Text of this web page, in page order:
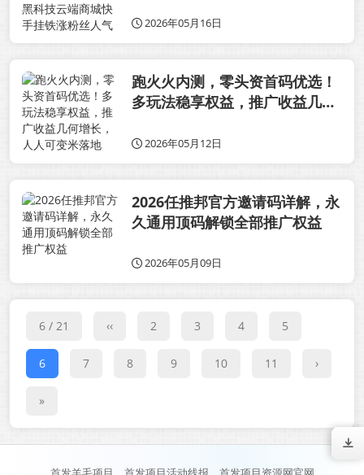
件地址
2026年05月16日
跑火火内测，零头资首码优选！
多玩法稳享权益，推广收益几何
2026年05月12日
2026任推邦官方邀请码详解，永
久通用顶码解锁全部推广权益
2026年05月09日
6 / 21 ‹‹ 2 3 4 5
6 7 8 9 10 11 ›
»